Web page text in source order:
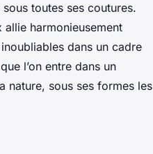
toutes ses coutures.
harmonieusement
dans un cadre
l’on entre dans un
nature, sous ses formes les